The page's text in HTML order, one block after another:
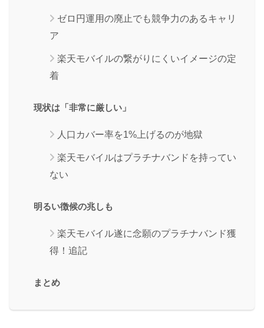
ゼロ円運用の廃止でも競争力のあるキャリ
ア
楽天モバイルの繋がりにくいイメージの定
着
現状は「非常に厳しい」
人口カバー率を1%上げるのが地獄
楽天モバイルはプラチナバンドを持ってい
ない
明るい徴候の兆しも
楽天モバイル遂に念願のプラチナバンド獲
得！追記
まとめ